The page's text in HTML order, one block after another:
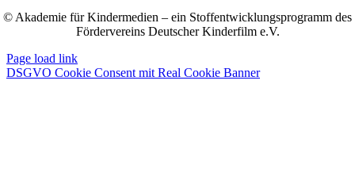
© Akademie für Kindermedien – ein Stoffentwicklungsprogramm des
Fördervereins Deutscher Kinderfilm e.V.
Page load link
DSGVO Cookie Consent mit Real Cookie Banner